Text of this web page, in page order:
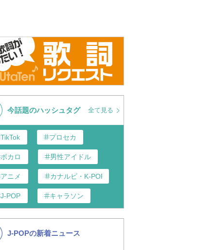
今話題のハッシュタグ 全て見る
TikTok プロセカ
ボカロ 男性アイドル
アニメ カナルビ・K-POP和訳
J-POP キャラソン
K-POP 演歌・歌謡
J-POPの新着ニュース